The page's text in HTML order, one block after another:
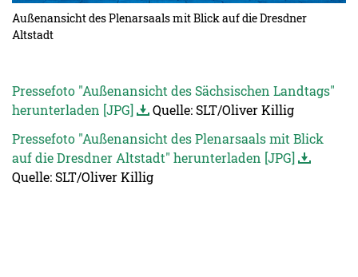
Außenansicht des Plenarsaals mit Blick auf die Dresdner
Altstadt
Pressefoto "Außenansicht des Sächsischen Landtags"
herunterladen [JPG]
Quelle: SLT/Oliver Killig
Pressefoto "Außenansicht des Plenarsaals mit Blick
auf die Dresdner Altstadt" herunterladen [JPG]
Quelle: SLT/Oliver Killig